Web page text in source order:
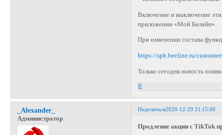
Включение и выключение
приложении «Мой Билайн».
При изменении состава
https://spb.beeline.ru/
Только сегодня новость
0
Поделиться2020-12-29 21:15:00
_Alexander_
Администратор
Продление акции с TikTok